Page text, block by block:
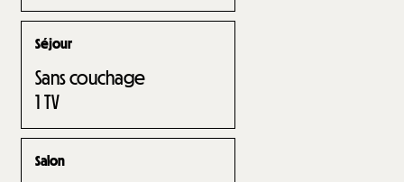
Séjour
Sans couchage
1TV
Salon